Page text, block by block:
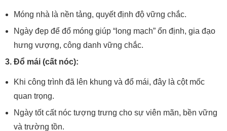
Móng nhà là nền tảng, quyết định độ vững chắc.
Ngày đẹp để đổ móng giúp “long mạch” ổn định, gia đạo
hưng vượng, công danh vững chắc.
3. Đổ mái (cất nóc):
Khi công trình đã lên khung và đổ mái, đây là cột mốc
quan trọng.
Ngày tốt cất nóc tượng trưng cho sự viên mãn, bền vững
và trường tồn.